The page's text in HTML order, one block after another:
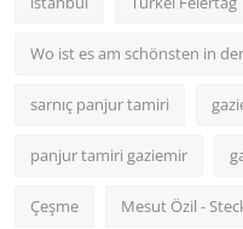
Wo ist es am schönsten in
sarnıç panjur tamiri
panjur tamiri gaziemir
Çeşme Mesut Özil -